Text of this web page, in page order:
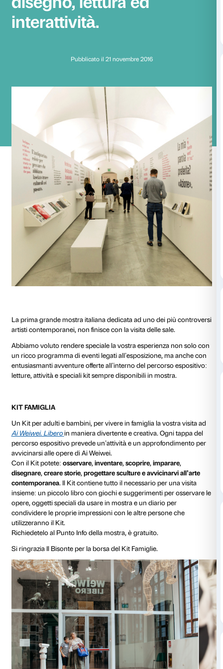
Ai Weiwei. Libero
percorso
interattività.
Pubblicato il 21 novembre 2016
La prima grande mostra italiana dedicata ad uno
artisti contemporanei, non finisce con la visita delle
Abbiamo voluto rendere speciale la vostra
un ricco programma di eventi legati all’esposizione,
entusiasmanti avventure offerte all’interno del
letture, attività e speciali kit sempre disponibili in
KIT FAMIGLIA
Un Kit per adulti e bambini, per vivere in famiglia la
Ai Weiwei. Liberoin maniera divertente e creativa.
percorso espositivo prevede un’attività e un